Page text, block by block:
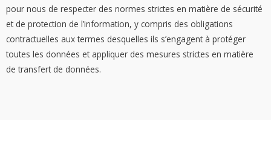
pour nous de respecter des normes strictes en matière de sécurité
et de protection de l’information, y compris des obligations
contractuelles aux termes desquelles ils s’engagent à protéger
toutes les données et appliquer des mesures strictes en matière
de transfert de données.